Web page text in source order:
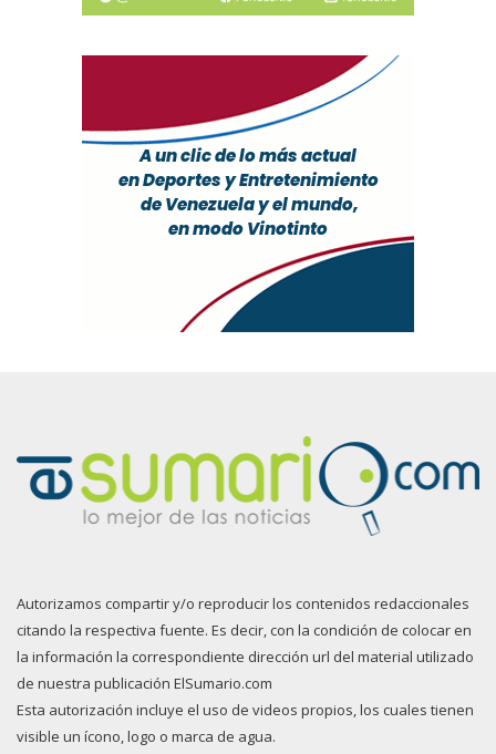
Autorizamos compartir y/o reproducir los contenidos redaccionales
citando la respectiva fuente. Es decir, con la condición de colocar en
la información la correspondiente dirección url del material utilizado
de nuestra publicación ElSumario.com
Esta autorización incluye el uso de videos propios, los cuales tienen
visible un ícono, logo o marca de agua.